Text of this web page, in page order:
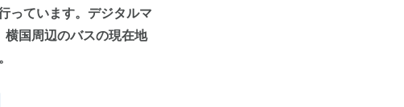
っています。デジタルマ
国周辺のバスの現在地